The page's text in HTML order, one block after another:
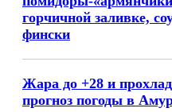
горчичной заливке,
фински
Жара до +28 и
прогноз погоды в